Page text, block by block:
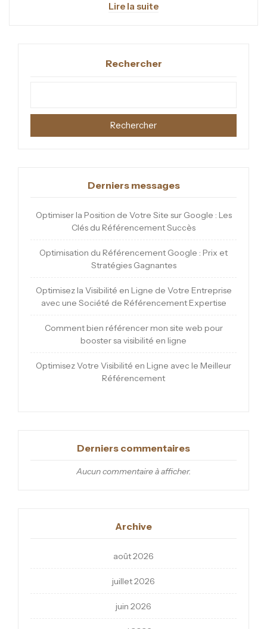
Lire la suite
Rechercher
Rechercher
Derniers messages
Optimiser la Position de Votre Site sur Google : Les
Clés du Référencement Succès
Optimisation du Référencement Google : Prix et
Stratégies Gagnantes
Optimisez la Visibilité en Ligne de Votre Entreprise
avec une Société de Référencement Expertise
Comment bien référencer mon site web pour
booster sa visibilité en ligne
Optimisez Votre Visibilité en Ligne avec le Meilleur
Référencement
Derniers commentaires
Aucun commentaire à afficher.
Archive
août 2026
juillet 2026
juin 2026